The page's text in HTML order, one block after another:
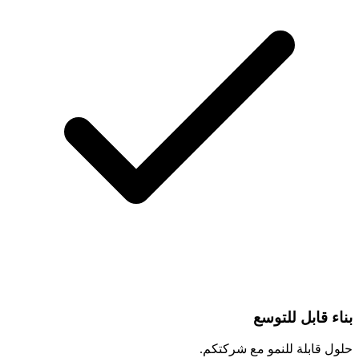
بناء قابل للتوسع
حلول قابلة للنمو مع شركتكم.